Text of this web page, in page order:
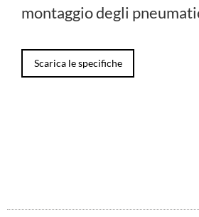
montaggio degli
Scarica le specifiche